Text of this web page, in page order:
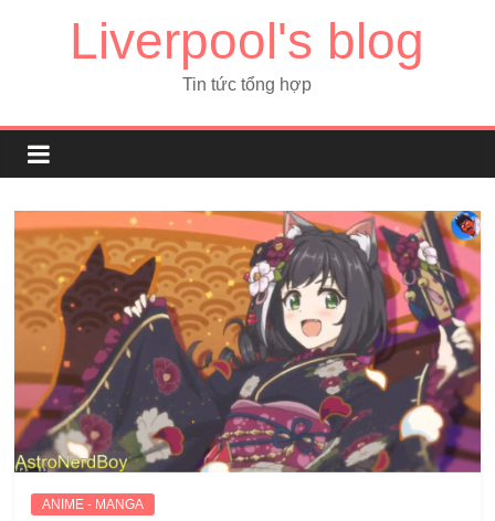
Liverpool's blog
Tin tức tổng hợp
ANIME - MANGA